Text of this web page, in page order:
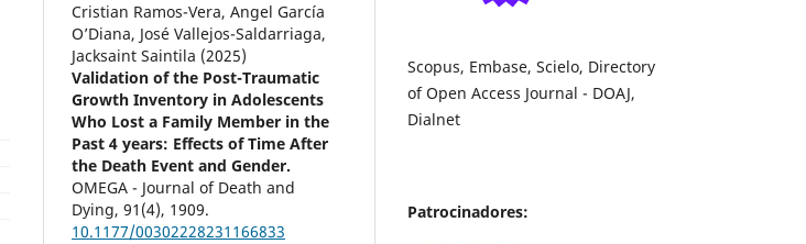
Cristian Ramos-Vera, Angel García
O’Diana, José Vallejos-Saldarriaga,
Jacksaint Saintila (2025)
Validation of the Post-Traumatic
Growth Inventory in Adolescents
Who Lost a Family Member in the
Past 4 years: Effects of Time After
the Death Event and Gender.
OMEGA - Journal of Death and
Dying,91 (4), 1909.
10.1177/00302228231166833
Scopus, Embase, Scielo, Directory
of Open Access Journal - DOAJ,
Dialnet
Patrocinadores: